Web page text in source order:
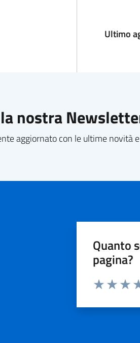
Ultimo
nostra
aggiornato con le ultime novità
Quanto
pagina?